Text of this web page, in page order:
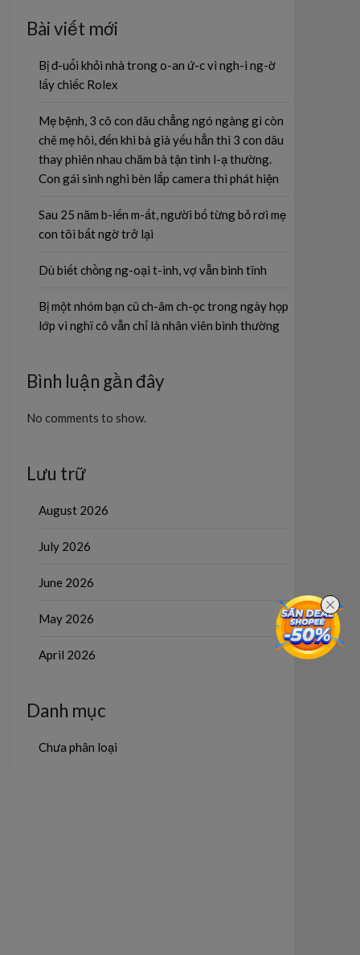
Bài viết mới
Bị đ-uổi khỏi nhà trong o-an ứ-c vì ngh-i ng-ờ
lấy chiếc Rolex
Mẹ bệnh, 3 cô con dâu chẳng ngó ngàng gì còn
chê mẹ hôi, đến khi bà già yếu hẳn thì 3 con dâu
thay phiên nhau chăm bà tận tình l-ạ thường.
Con gái sinh nghi bèn lắp camera thì phát hiện
Sau 25 năm b-iến m-ất, người bố từng bỏ rơi mẹ
con tôi bất ngờ trở lại
Dù biết chồng ng-oại t-ình, vợ vẫn bình tĩnh
Bị một nhóm bạn cũ ch-âm ch-ọc trong ngày họp
lớp vì nghĩ cô vẫn chỉ là nhân viên bình thường
Bình luận gần đây
No comments to show.
Lưu trữ
August 2026
July 2026
June 2026
May 2026
April 2026
Danh mục
Chưa phân loại